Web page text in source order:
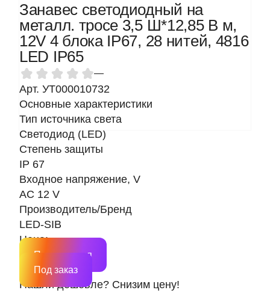
Занавес светодиодный на
металл. тросе 3,5 Ш*12,85 В м,
12V 4 блока IP67, 28 нитей, 4816
LED IP65
—
Арт. УТ000010732
Основные характеристики
Тип источника света
Светодиод (LED)
Степень защиты
IP 67
Входное напряжение, V
AC 12 V
Производитель/Бренд
LED-SIB
Цена:
Подписаться
Под заказ
Нашли дешевле? Снизим цену!